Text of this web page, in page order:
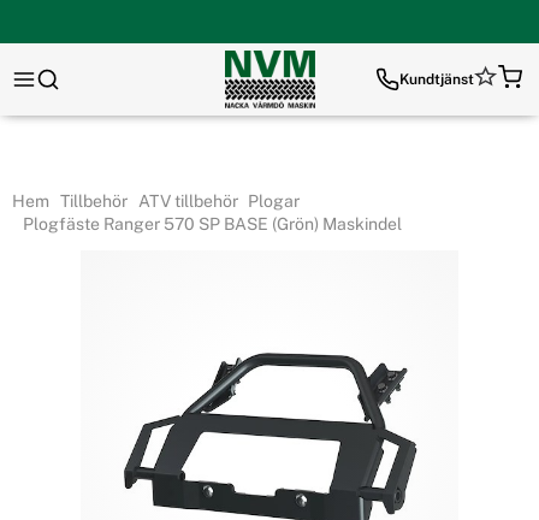
Kundtjänst
Hem Tillbehör ATV tillbehör Plogar
Plogfäste Ranger 570 SP BASE (Grön) Maskindel